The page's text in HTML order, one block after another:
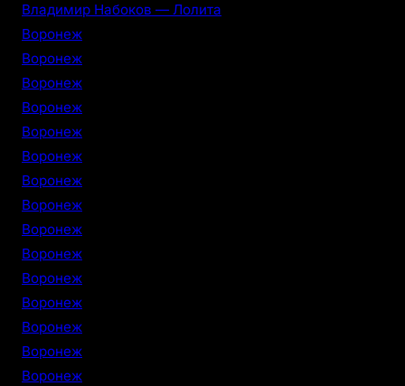
Владимир Набоков — Лолита
Воронеж
Воронеж
Воронеж
Воронеж
Воронеж
Воронеж
Воронеж
Воронеж
Воронеж
Воронеж
Воронеж
Воронеж
Воронеж
Воронеж
Воронеж